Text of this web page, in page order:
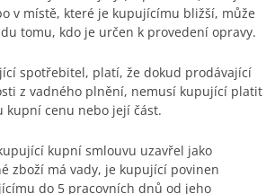
v místě, které je kupujícímu bližší, může
tomu, kdo je určen k provedení opravy.
spotřebitel, platí, že dokud prodávající
z vadného plnění, nemusí kupující platit
kupní cenu nebo její část.
kupní smlouvu uzavřel jako
zboží má vady, je kupující povinen
do 5 pracovních dnů od jeho